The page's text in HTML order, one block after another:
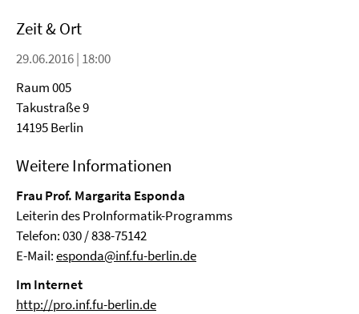
Zeit & Ort
29.06.2016 | 18:00
Raum 005
Takustraße 9
14195 Berlin
Weitere Informationen
Frau Prof. Margarita Esponda
Leiterin des ProInformatik-Programms
Telefon: 030 / 838-75142
E-Mail:esponda@inf.fu-berlin.de
Im Internet
http://pro.inf.fu-berlin.de